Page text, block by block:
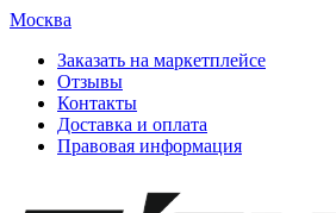
Москва
Заказать на маркетплейсе
Отзывы
Контакты
Доставка и оплата
Правовая информация